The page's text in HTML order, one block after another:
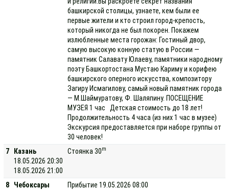
башкирской столицы, узнаете, кем были ее
первые жители и кто строил город-крепость,
который никогда не был покорен. Покажем
излюбленные места горожан: Гостиный двор,
самую высокую конную статую в России —
памятник Салавату Юлаеву, памятники народному
поэту Башкортостана Мустаю Кариму и корифею
башкирского оперного искусства, композитору
Загиру Исмагилову, самый новый памятник города
— М.Шаймуратову, Ф. Шаляпину. ПОСЕЩЕНИЕ
МУЗЕЯ 1 час Детская стоимость до 18 лет!
Продолжительность 4 часа (из них 1 час в музее)
Экскурсия предоставляется при наборе группы от
30 человек!
7
Казань
18.05.2026 20:30
18.05.2026 21:00
Стоянка 30m
8 Чебоксары Прибытие 19.05.2026 08:00